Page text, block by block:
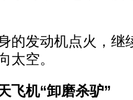
发动机点火，继
太空。
飞机“卸磨杀驴”